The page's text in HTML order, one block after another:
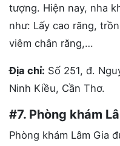
tượng. Hiện nay, nha
như: Lấy cao răng,
viêm chân răng,…
Địa chỉ: Số 251, đ.
Ninh Kiều, Cần Thơ.
#7. Phòng khám
Phòng khám Lâm Gia